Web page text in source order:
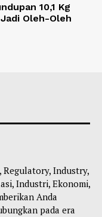
10,1 Kg
Oleh-Oleh
Regulatory, Industry,
Industri, Ekonomi,
Anda
pada era